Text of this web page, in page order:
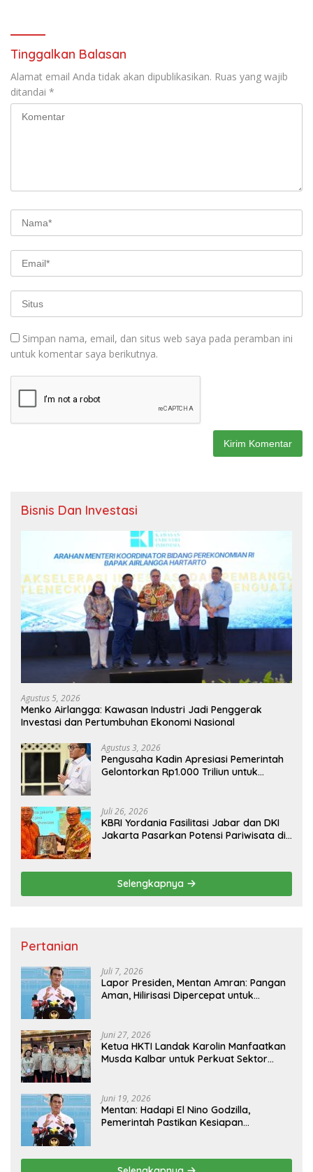
Tinggalkan Balasan
Alamat email Anda tidak akan dipublikasikan. Ruas yang wajib
ditandai *
Simpan nama, email, dan situs web saya pada peramban ini
untuk komentar saya berikutnya.
Bisnis Dan Investasi
Agustus 5, 2026
Menko Airlangga: Kawasan Industri Jadi Penggerak
Investasi dan Pertumbuhan Ekonomi Nasional
Agustus 3, 2026
Pengusaha Kadin Apresiasi Pemerintah
Gelontorkan Rp1.000 Triliun untuk
Juli 26, 2026
KBRI Yordania Fasilitasi Jabar dan DKI
Jakarta Pasarkan Potensi Pariwisata di
Selengkapnya
Pertanian
Juli 7, 2026
Lapor Presiden, Mentan Amran: Pangan
Aman, Hilirisasi Dipercepat untuk
Juni 27, 2026
Ketua HKTI Landak Karolin Manfaatkan
Musda Kalbar untuk Perkuat Sektor
Juni 19, 2026
Mentan: Hadapi El Nino Godzilla,
Pemerintah Pastikan Kesiapan